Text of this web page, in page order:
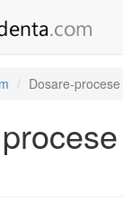
Dosare-